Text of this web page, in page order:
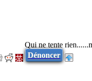
Qui ne tente
Dénoncer